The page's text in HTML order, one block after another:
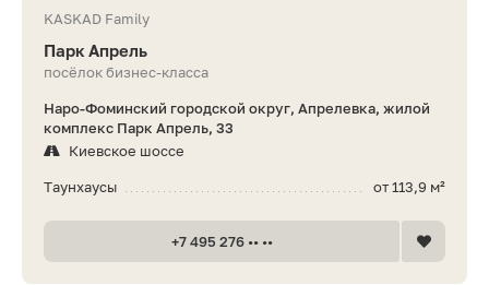
KASKAD Family
Парк Апрель
посёлок бизнес-класса
Наро-Фоминский городской округ, Апрелевка, жилой
комплекс Парк Апрель, 33
Киевское шоссе
от 113,9 м²
Таунхаусы
+7 495 276 •• ••